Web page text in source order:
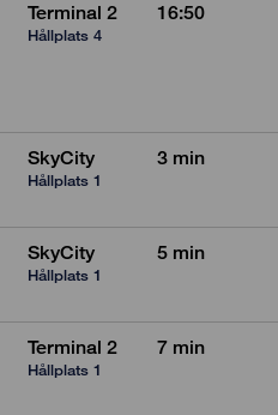
Terminal 2
Hållplats 4
16:50
SkyCity
Hållplats 1
3 min
SkyCity
Hållplats 1
5 min
Terminal 2
Hållplats 1
7 min